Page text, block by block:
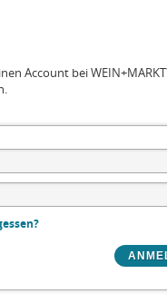
Account bei